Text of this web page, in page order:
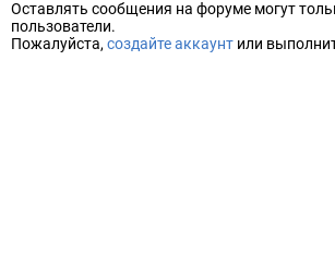
Оставлять сообщения на форуме могут
пользователи.
Пожалуйста, создайте аккаунт или